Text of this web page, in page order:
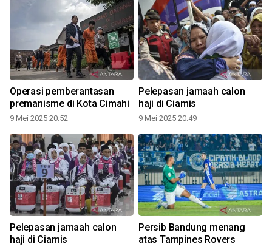
Operasi pemberantasan
premanisme di Kota Cimahi
9 Mei 2025 20:52
Pelepasan jamaah calon
haji di Ciamis
9 Mei 2025 20:49
Pelepasan jamaah calon
haji di Ciamis
Persib Bandung menang
atas Tampines Rovers